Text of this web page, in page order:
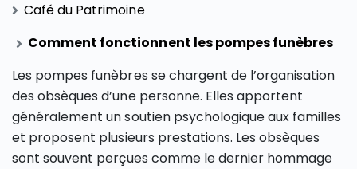
Café du Patrimoine
Comment fonctionnent les pompes funèbres
Les pompes funèbres se chargent de l’organisation
des obsèques d’une personne. Elles apportent
généralement un soutien psychologique aux familles
et proposent plusieurs prestations. Les obsèques
sont souvent perçues comme le dernier hommage